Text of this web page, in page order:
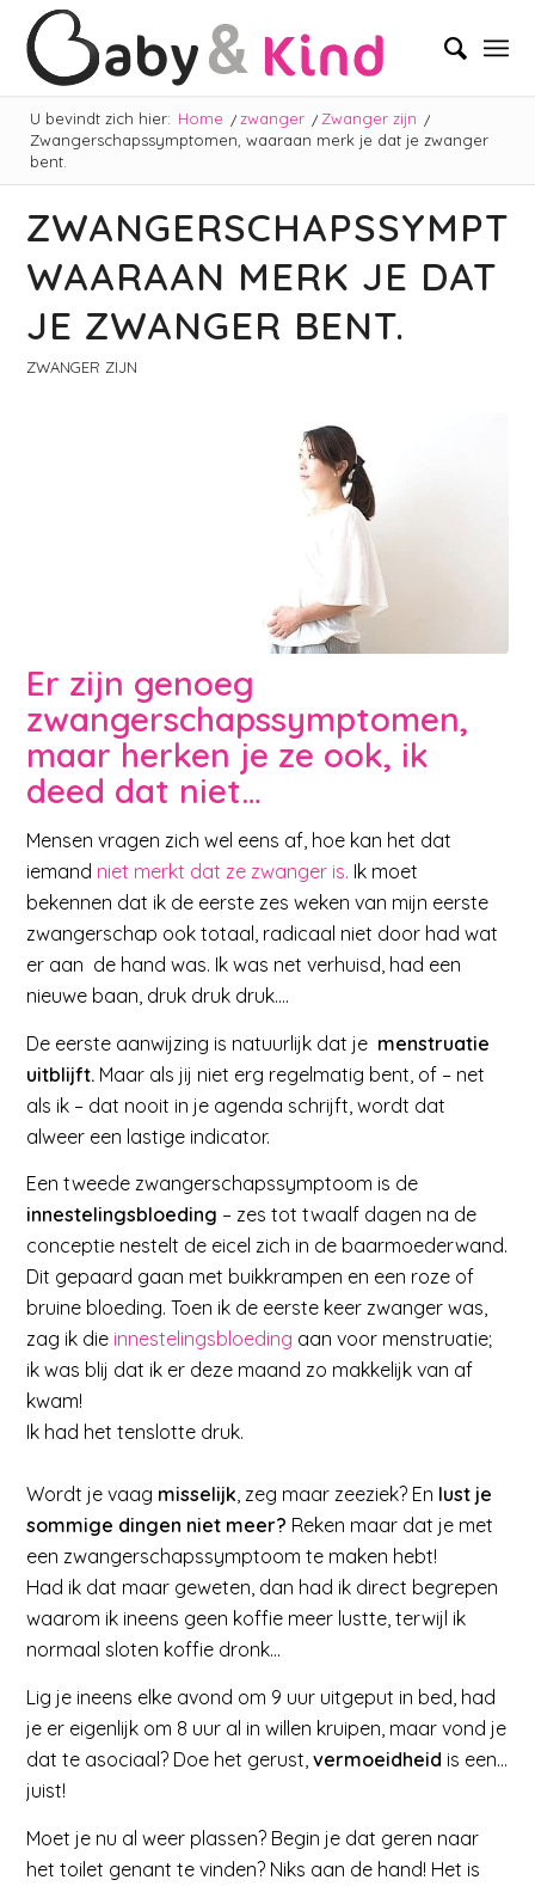
U bevindt zich hier: Home / zwanger / Zwanger zijn /
Zwangerschapssymptomen, waaraan merk je dat je zwanger
bent.
WAARAAN MERK JE DAT
JE ZWANGER BENT.
ZWANGER ZIJN
Er zijn genoeg
zwangerschapssymptomen,
maar herken je ze ook, ik
deed dat niet…
Mensen vragen zich wel eens af, hoe kan het dat
iemand niet merkt dat ze zwanger is. Ik moet
bekennen dat ik de eerste zes weken van mijn eerste
zwangerschap ook totaal, radicaal niet door had wat
er aan de hand was. Ik was net verhuisd, had een
nieuwe baan, druk druk druk….
De eerste aanwijzing is natuurlijk dat je menstruatie
uitblijft. Maar als jij niet erg regelmatig bent, of – net
als ik – dat nooit in je agenda schrijft, wordt dat
alweer een lastige indicator.
Een tweede zwangerschapssymptoom is de
innestelingsbloeding – zes tot twaalf dagen na de
conceptie nestelt de eicel zich in de baarmoederwand.
Dit gepaard gaan met buikkrampen en een roze of
bruine bloeding. Toen ik de eerste keer zwanger was,
zag ik die innestelingsbloeding aan voor menstruatie;
ik was blij dat ik er deze maand zo makkelijk van af
kwam!
Ik had het tenslotte druk.
Wordt je vaag misselijk, zeg maar zeeziek? En lust je
sommige dingen niet meer? Reken maar dat je met
een zwangerschapssymptoom te maken hebt!
Had ik dat maar geweten, dan had ik direct begrepen
waarom ik ineens geen koffie meer lustte, terwijl ik
normaal sloten koffie dronk…
Lig je ineens elke avond om 9 uur uitgeput in bed, had
je er eigenlijk om 8 uur al in willen kruipen, maar vond je
dat te asociaal? Doe het gerust,vermoeidheid is een…
juist!
Moet je nu al weer plassen? Begin je dat geren naar
het toilet genant te vinden? Niks aan de hand! Het is